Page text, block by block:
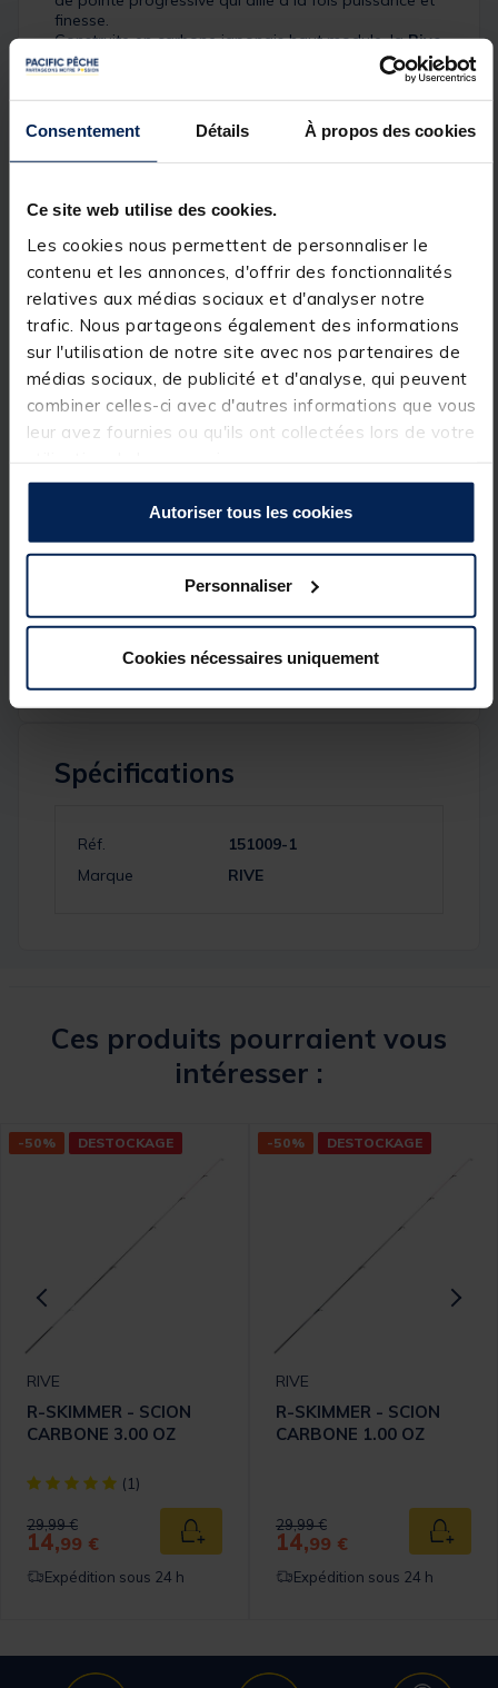
Consentement Détails À propos des cookies
Ce site web utilise des cookies.
Les cookies nous permettent de personnaliser le
contenu et les annonces, d'offrir des fonctionnalités
relatives aux médias sociaux et d'analyser notre
trafic. Nous partageons également des informations
sur l'utilisation de notre site avec nos partenaires de
médias sociaux, de publicité et d'analyse, qui peuvent
combiner celles-ci avec d'autres informations que vous
leur avez fournies ou qu'ils ont collectées lors de votre
Autoriser tous les cookies
Personnaliser
Cookies nécessaires uniquement
finesse.
Construite en carbone japonais haut module, laRive
R-Skimmer
est équipée d’une rampe d’anneaux de
qualité et d’un porte-moulinet à vis. Une canne en 2
brins avec black fin et puissant doté d’une poignée
en liège pour une prise en main solide et
confortable.
LaR-Skimmersuper soft est livrée 3 scions en
Puissance de lancer : 20/50g
Détails
Caractéristiques de la canne Rive R-
Skimmer
Longueur 3.30m
Puissance 20/50g
Poids 167g
Eléments 2+3
Spécifications
Réf.
151009-1
Marque
RIVE
Ces produits pourraient vous
intéresser :
panier
-50% DESTOCKAGE
RIVE
R-SKIMMER - SCION
CARBONE 3.00 OZ
[object Object] out of 5 Customer Rating
(1)
Price reduced from
29,99 €to
14,99 € Ajouter au panier
Expédition sous 24 h
-50% DESTOCKAGE
RIVE
R-SKIMMER - SCION
CARBONE 1.00 OZ
Price reduced from
29,99 €to
14,99 €
Expédition sous 24 h